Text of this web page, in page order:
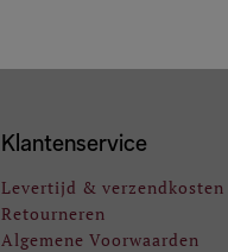
Klantenservice
Levertijd & verzendkosten
Retourneren
Algemene Voorwaarden